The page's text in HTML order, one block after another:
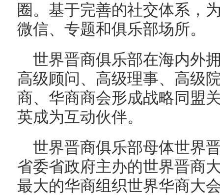
圈。基于完善的社交体系，
微信、专题和俱乐部场所。
世界晋商俱乐部在海内外
高级顾问、高级理事、高级
商、华商商会形成战略同盟
英成为互动伙伴。
世界晋商俱乐部母体世界
省委省政府主办的世界晋商
最大的华商组织世界华商大